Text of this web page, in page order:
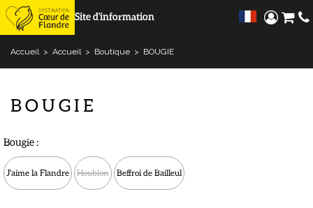
Site d'information
Accueil > Accueil > Boutique > BOUGIE
BOUGIE
Bougie :
J'aime la Flandre Houblon Beffroi de Bailleul